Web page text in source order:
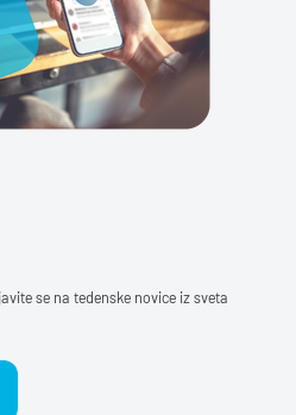
se na tedenske novice iz sveta